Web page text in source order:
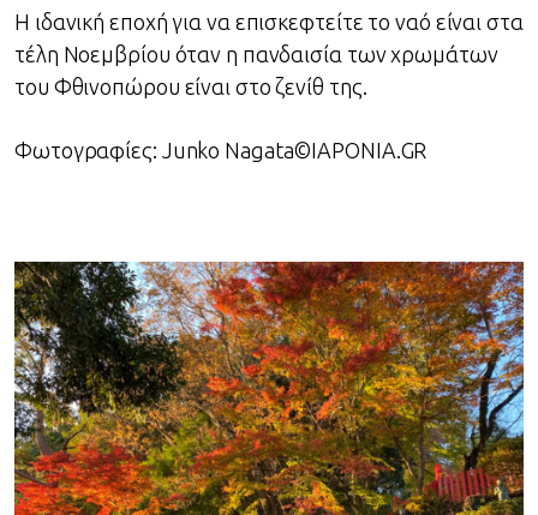
Η ιδανική εποχή για να επισκεφτείτε το ναό είναι στα
τέλη Νοεμβρίου όταν η πανδαισία των χρωμάτων
του Φθινοπώρου είναι στο ζενίθ της.
Φωτογραφίες: Junko Nagata©IAPONIA.GR